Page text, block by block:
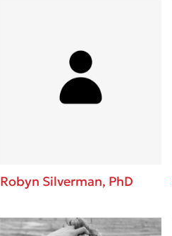
Robyn Silverman, PhD